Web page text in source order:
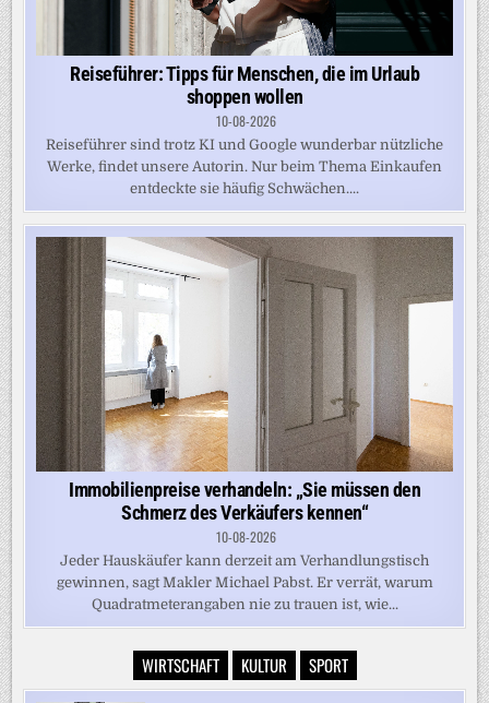
Reiseführer: Tipps für Menschen, die im Urlaub
shoppen wollen
10-08-2026
Reiseführer sind trotz KI und Google wunderbar nützliche
Werke, findet unsere Autorin. Nur beim Thema Einkaufen
entdeckte sie häufig Schwächen....
Immobilienpreise verhandeln: „Sie müssen den
Schmerz des Verkäufers kennen“
10-08-2026
Jeder Hauskäufer kann derzeit am Verhandlungstisch
gewinnen, sagt Makler Michael Pabst. Er verrät, warum
Quadratmeterangaben nie zu trauen ist, wie...
WIRTSCHAFT KULTUR SPORT